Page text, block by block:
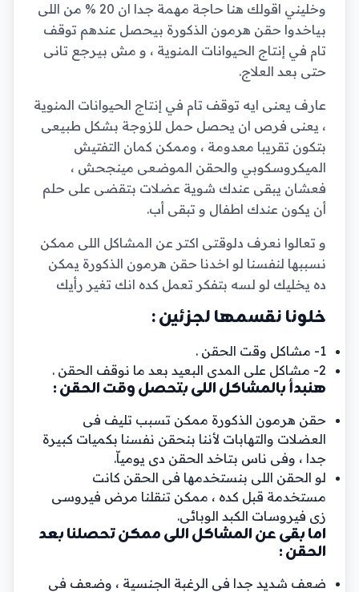
وخليني اقولك هنا حاجة مهمة جدا ان 20 % من اللى
بياخدوا حقن هرمون الذكورة بيحصل عندهم توقف
تام في إنتاج الحيوانات المنوية ، و مش بيرجع تانى
حتى بعد العلاج.
عارف يعنى ايه توقف تام في إنتاج الحيوانات المنوية
، يعنى فرص ان يحصل حمل للزوجة بشكل طبيعى
بتكون تقريبا معدومة ، وممكن كمان التفتيش
الميكروسكوبي والحقن الموضعى مينجحش ،
فعشان يبقى عندك شوية عضلات بتقضى على حلم
أن يكون عندك اطفال و تبقى أب.
و تعالوا نعرف دلوقتى اكتر عن المشاكل اللى ممكن
نسببها لنفسنا لو اخدنا حقن هرمون الذكورة يمكن
ده يخليك لو لسه بتفكر تعمل كده انك تغير رأيك
خلونا نقسمها لجزئين :
1- مشاكل وقت الحقن .
2- مشاكل على المدى البعيد بعد ما نوقف الحقن .
هنبدأ بالمشاكل اللى بتحصل وقت الحقن :
حقن هرمون الذكورة ممكن تسبب تليف فى
العضلات والتهابات لأننا بنحقن نفسنا بكميات كبيرة
جدا ، وفى ناس بتاخد الحقن دى يومياّ.
لو الحقن اللى بنستخدمها فى الحقن كانت
مستخدمة قبل كده ، ممكن تنقلنا مرض فيروسى
زى فيروسات الكبد الوبائى.
اما بقى عن المشاكل اللى ممكن تحصلنا بعد
الحقن :
ضعف شديد جدا فى الرغبة الجنسية ، وضعف فى